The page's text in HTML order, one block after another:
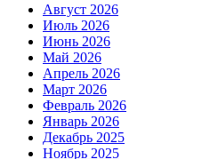
Август 2026
Июль 2026
Июнь 2026
Май 2026
Апрель 2026
Март 2026
Февраль 2026
Январь 2026
Декабрь 2025
Ноябрь 2025